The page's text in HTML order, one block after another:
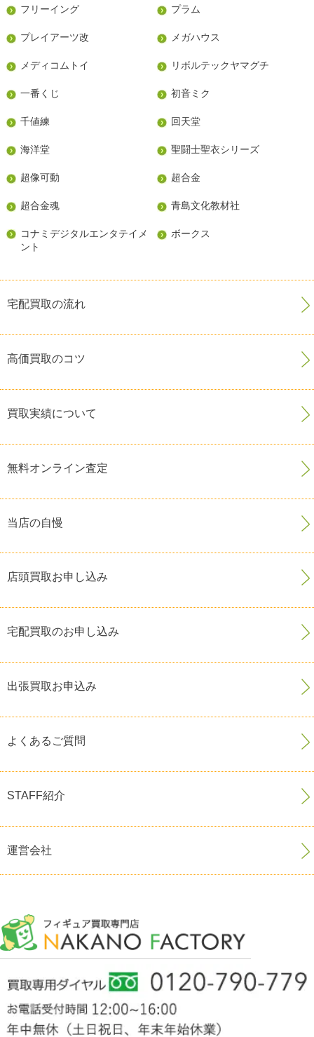
フリーイング プラム
プレイアーツ改 メガハウス
メディコムトイ リボルテックヤマグチ
一番くじ 初音ミク
千値練 回天堂
海洋堂 聖闘士聖衣シリーズ
超像可動 超合金
超合金魂 青島文化教材社
コナミデジタルエンタテイメ
ント
ボークス
宅配買取の流れ
高価買取のコツ
買取実績について
無料オンライン査定
当店の自慢
店頭買取お申し込み
宅配買取のお申し込み
出張買取お申込み
よくあるご質問
STAFF紹介
運営会社